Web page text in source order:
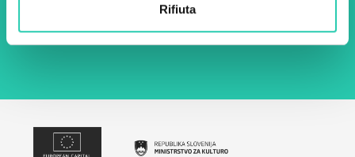
Rifiuta
l'archiviazione e la gestione dei dati su questo